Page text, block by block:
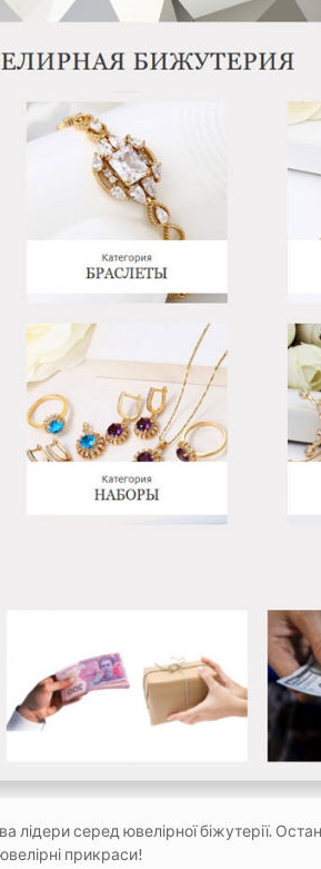
лідери серед ювелірної біжутерії.
прикраси!